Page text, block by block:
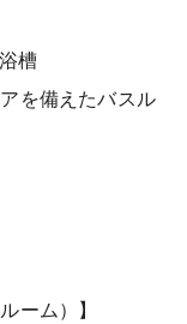
槽
を備えたバスル
ーム）】